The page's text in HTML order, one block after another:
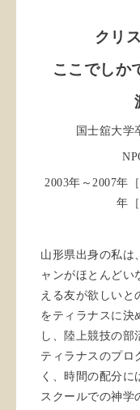
クリ
ここでしか
国士舘大学
2003年～2007年
年
山形県出身の私は
ャンがほとんどい
える友が欲しいと
をティラナスに決
し、陸上競技の部
ティラナスのプロ
く、時間の配分に
スクールでの神学